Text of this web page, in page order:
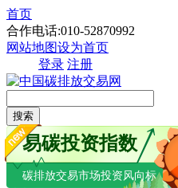
首页
合作电话:010-52870992
网站地图设为首页
登录 注册
搜索
易碳投资指数
碳排放交易市场投资风向标